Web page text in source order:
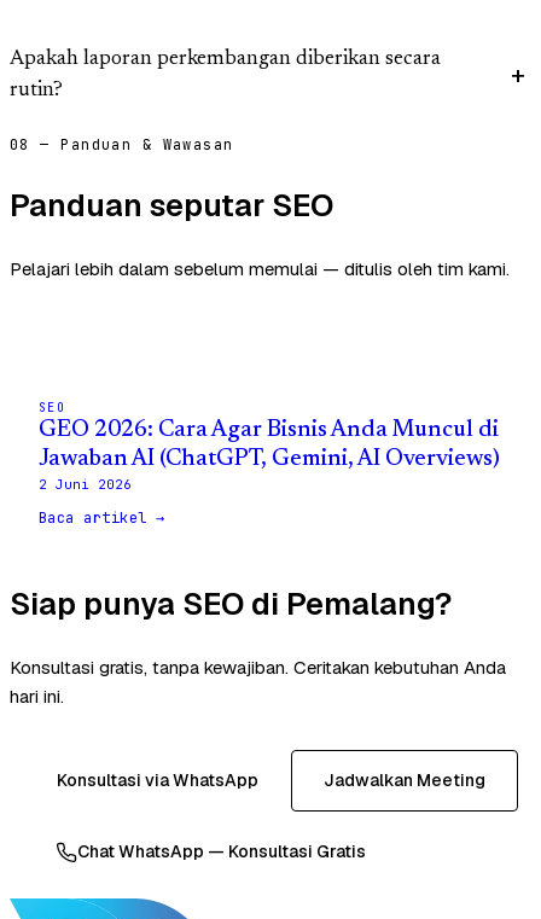
Apakah laporan perkembangan diberikan secara
rutin?
08 — Panduan & Wawasan
Panduan seputar SEO
Pelajari lebih dalam sebelum memulai — ditulis oleh tim kami.
SEO
GEO 2026: Cara Agar Bisnis Anda Muncul di
Jawaban AI (ChatGPT, Gemini, AI Overviews)
2 Juni 2026
Baca artikel →
Siap punya SEO di Pemalang?
Konsultasi gratis, tanpa kewajiban. Ceritakan kebutuhan Anda
hari ini.
Konsultasi via WhatsApp Jadwalkan Meeting
Chat WhatsApp — Konsultasi Gratis